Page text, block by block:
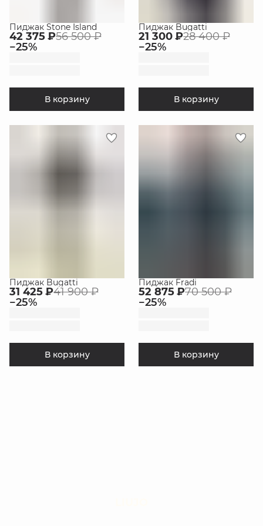
Пиджак Stone Island
42 375 ₽56 500 ₽
−25%
В корзину
Пиджак Bugatti
21 300 ₽28 400 ₽
−25%
В корзину
Пиджак Bugatti
31 425 ₽41 900 ₽
−25%
В корзину
Пиджак Fradi
52 875 ₽70 500 ₽
−25%
В корзину